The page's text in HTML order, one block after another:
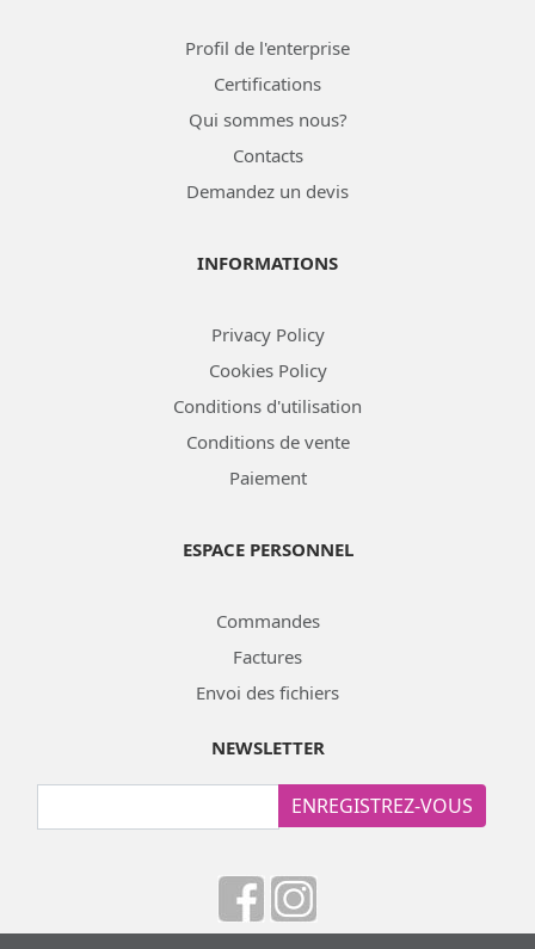
Profil de l'enterprise
Certifications
Qui sommes nous?
Contacts
Demandez un devis
INFORMATIONS
Privacy Policy
Cookies Policy
Conditions d'utilisation
Conditions de vente
Paiement
ESPACE PERSONNEL
Commandes
Factures
Envoi des fichiers
NEWSLETTER
ENREGISTREZ-VOUS